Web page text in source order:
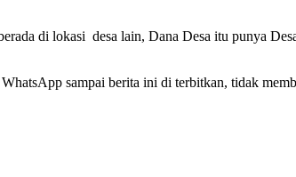
di lokasi desa lain, Dana Desa itu punya
sampai berita ini di terbitkan, tidak